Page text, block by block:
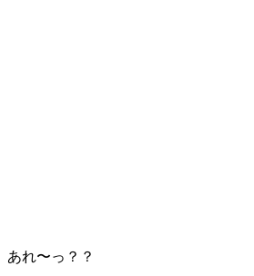
あれ〜っ？？